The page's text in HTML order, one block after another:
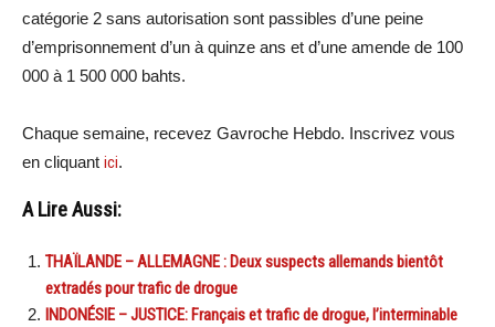
catégorie 2 sans autorisation sont passibles d’une peine
d’emprisonnement d’un à quinze ans et d’une amende de 100
000 à 1 500 000 bahts.
Chaque semaine, recevez Gavroche Hebdo. Inscrivez vous
en cliquant ici.
A Lire Aussi:
THAÏLANDE – ALLEMAGNE : Deux suspects allemands bientôt
extradés pour trafic de drogue
INDONÉSIE – JUSTICE: Français et trafic de drogue, l’interminable